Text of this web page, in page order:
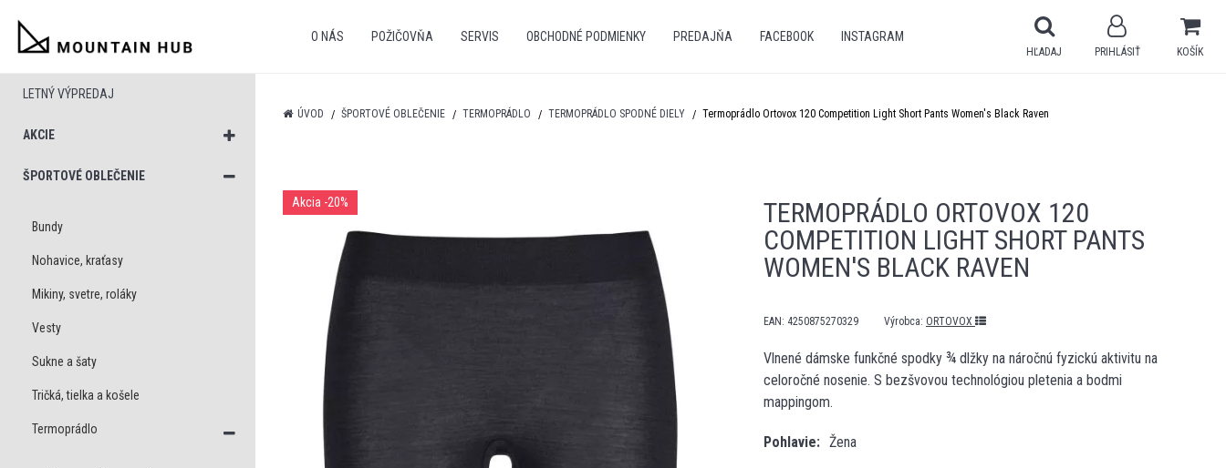
O NÁS POŽIČOVŇA SERVIS OBCHODNÉ PODMIENKY PREDAJŇA FACEBOOK INSTAGRAM
KOŠÍK
PRIHLÁSIŤ
HĽADAJ
LETNÝ VÝPREDAJ
AKCIE
ŠPORTOVÉ OBLEČENIE
Bundy
Nohavice, kraťasy
Mikiny, svetre, roláky
Vesty
Sukne a šaty
Tričká, tielka a košele
Termoprádlo
ÚVOD ŠPORTOVÉ OBLEČENIE TERMOPRÁDLO TERMOPRÁDLO SPODNÉ DIELY Termoprádlo Ortovox 120 Competition Light Short Pants Women's Black Raven
Akcia -20%
TERMOPRÁDLO ORTOVOX 120
COMPETITION LIGHT SHORT PANTS
WOMEN'S BLACK RAVEN
EAN: 4250875270329 Výrobca: ORTOVOX
Vlnené dámske funkčné spodky ¾ dlžky na náročnú fyzickú aktivitu na
celoročné nosenie. S bezšvovou technológiou pletenia a bodmi
mappingom.
Pohlavie Žena